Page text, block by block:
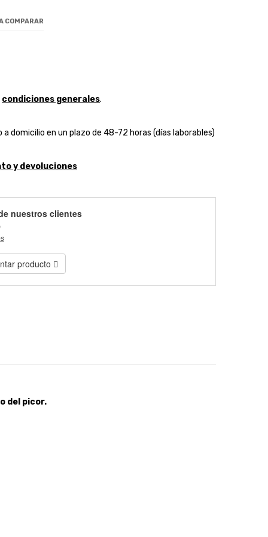
COMPARAR
condiciones generales.
domicilio en un plazo de 48-72 horas (días laborables)
y devoluciones
nuestros clientes
producto
del picor.